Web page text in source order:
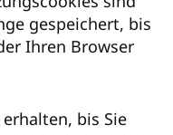
gespeichert, bis
Ihren Browser
bis Sie